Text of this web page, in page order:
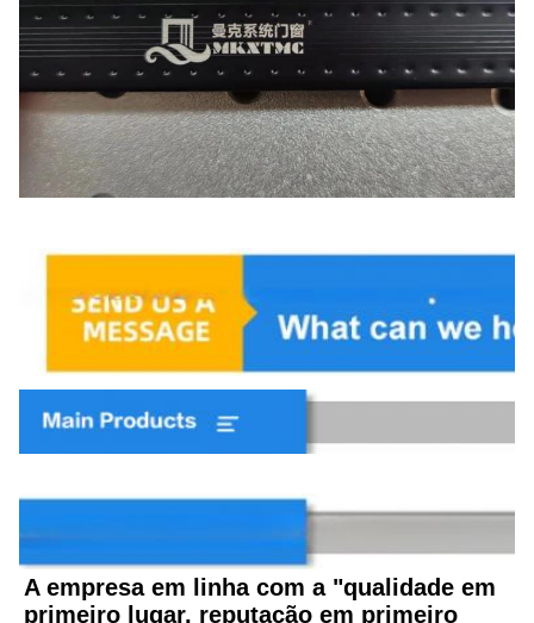
A empresa em linha com a "qualidade em
primeiro lugar, reputação em primeiro